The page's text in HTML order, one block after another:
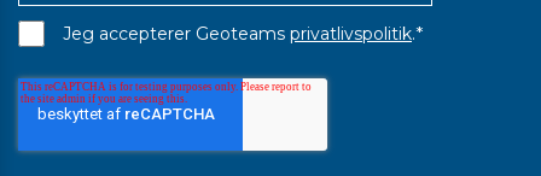
Jeg accepterer Geoteams privatlivspolitik.*